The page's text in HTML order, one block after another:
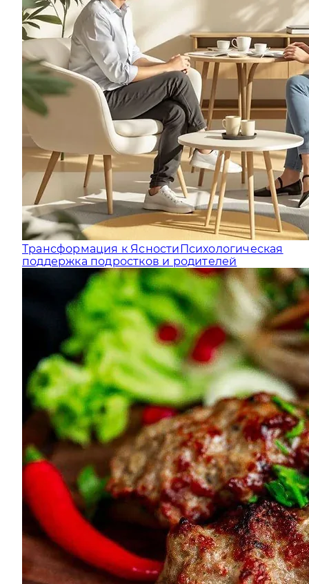
Трансформация к Ясности
Психологическая
поддержка подростков и родителей